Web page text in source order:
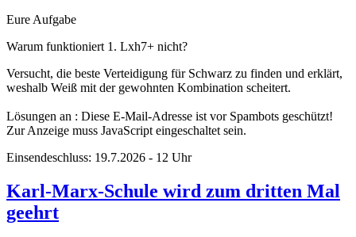
Eure Aufgabe
Warum funktioniert 1. Lxh7+ nicht?
Versucht, die beste Verteidigung für Schwarz zu finden und erklärt,
weshalb Weiß mit der gewohnten Kombination scheitert.
Lösungen an : Diese E-Mail-Adresse ist vor Spambots geschützt!
Zur Anzeige muss JavaScript eingeschaltet sein.
Einsendeschluss: 19.7.2026 - 12 Uhr
Karl-Marx-Schule wird zum dritten Mal
geehrt